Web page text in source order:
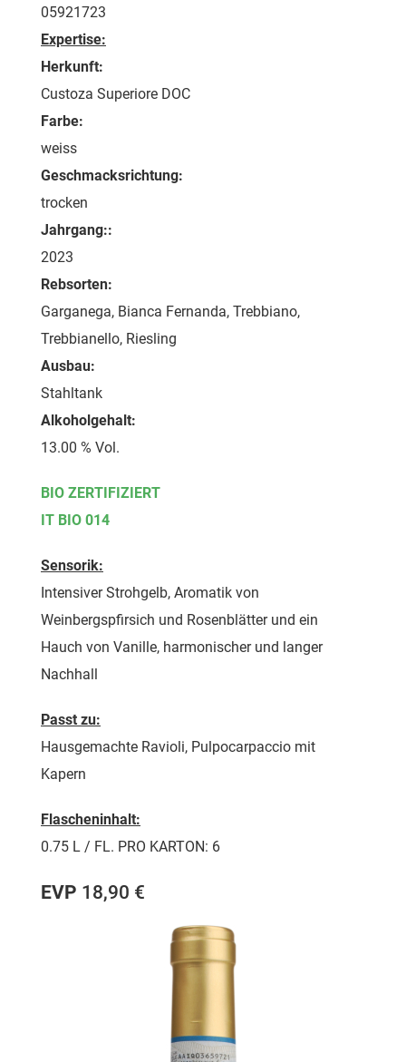
05921723
Expertise:
Herkunft:
Custoza Superiore DOC
Farbe:
weiss
Geschmacksrichtung:
trocken
Jahrgang::
2023
Rebsorten:
Garganega, Bianca Fernanda, Trebbiano,
Trebbianello, Riesling
Ausbau:
Stahltank
Alkoholgehalt:
13.00 % Vol.
BIO ZERTIFIZIERT
IT BIO 014
Sensorik:
Intensiver Strohgelb, Aromatik von
Weinbergspfirsich und Rosenblätter und ein
Hauch von Vanille, harmonischer und langer
Nachhall
Passt zu:
Hausgemachte Ravioli, Pulpocarpaccio mit
Kapern
Flascheninhalt:
0.75 L / FL. PRO KARTON: 6
EVP 18,90 €